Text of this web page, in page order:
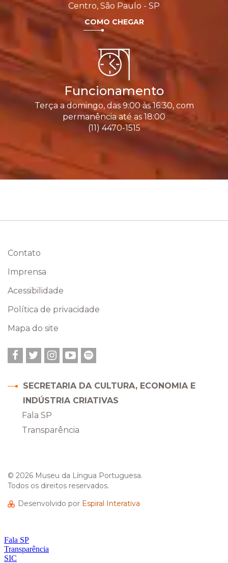
Centro, São Paulo - SP
COMO CHEGAR
Funcionamento
Terça a domingo, das 9:00 às 16:30, com
permanência até as 18:00
(11) 4470-1515
Contato
Imprensa
Acessibilidade
Política de privacidade
Mapa do site
Facebook
Twitter
Instagram
YouTube
Spotify
SECRETARIA DA CULTURA, ECONOMIA E
INDÚSTRIA CRIATIVAS
Fala SP
Transparência
© 2026 Museu da Língua Portuguesa.
Todos os direitos reservados.
Desenvolvido por Espiral Interativa